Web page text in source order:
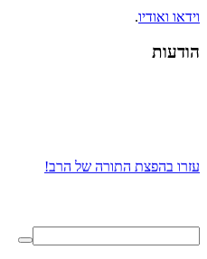
וידאו ואודיו.
הודעות
עזרו בהפצת התורה של הרב!